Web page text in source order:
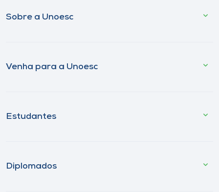
Sobre a Unoesc
Venha para a Unoesc
Estudantes
Diplomados